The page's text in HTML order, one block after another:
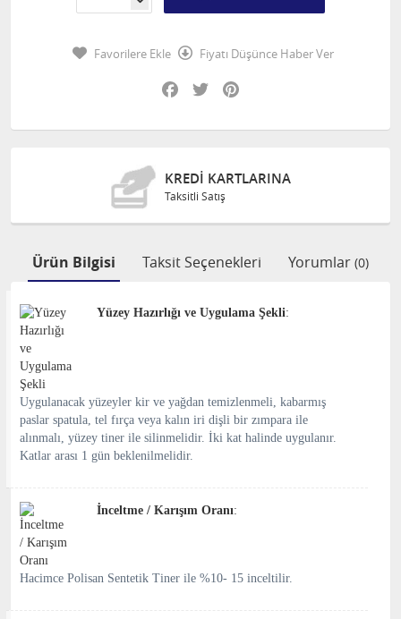
Favorilere Ekle
Fiyatı Düşünce Haber Ver
Facebook
Twitter
KREDI KARTLARINA
Taksitli Satış
Ürün Bilgisi Taksit Seçenekleri Yorumlar (0)
Yüzey Hazırlığı ve Uygulama Şekli:
Uygulanacak yüzeyler kir ve yağdan temizlenmeli, kabarmış
paslar spatula, tel fırça veya kalın iri dişli bir zımpara ile
alınmalı, yüzey tiner ile silinmelidir. İki kat halinde uygulanır.
Katlar arası 1 gün beklenilmelidir.
İnceltme / Karışım Oranı:
Hacimce Polisan Sentetik Tiner ile %10- 15 inceltilir.